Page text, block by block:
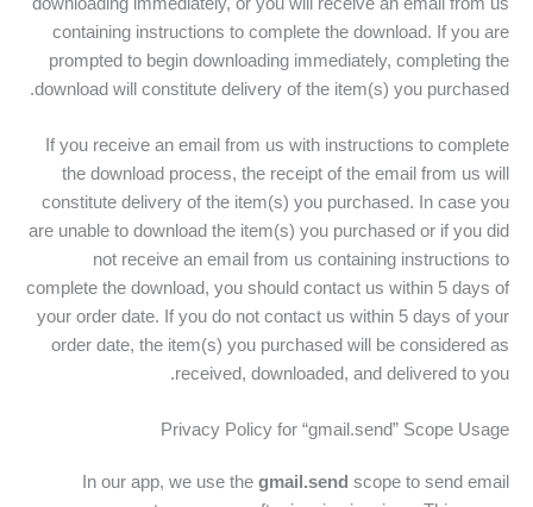
containing instructions to complete the download. If you are
prompted to begin downloading immediately, completing the
download will constitute delivery of the item(s) you purchased.
If you receive an email from us with instructions to complete
the download process, the receipt of the email from us will
constitute delivery of the item(s) you purchased. In case you
are unable to download the item(s) you purchased or if you did
not receive an email from us containing instructions to
complete the download, you should contact us within 5 days of
your order date. If you do not contact us within 5 days of your
order date, the item(s) you purchased will be considered as
received, downloaded, and delivered to you.
Privacy Policy for “gmail.send” Scope Usage
In our app, we use the gmail.send scope to send email